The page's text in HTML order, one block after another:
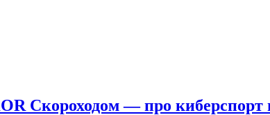
Скороходом — про киберспорт